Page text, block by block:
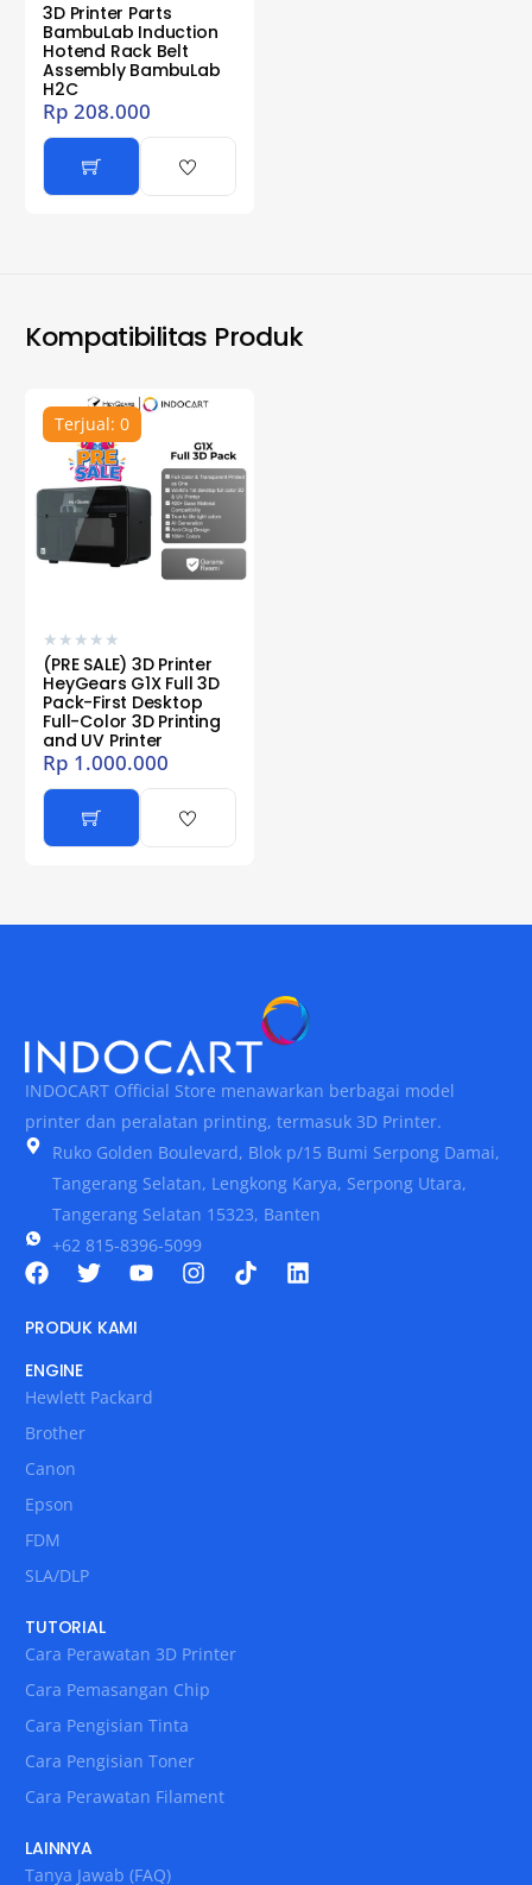
3D Printer Parts
BambuLab Induction
Hotend Rack Belt
Assembly BambuLab
H2C
Rp 208.000
Kompatibilitas Produk
Terjual: 0
★ ★ ★ ★ ★
(PRE SALE) 3D Printer
HeyGears G1X Full 3D
Pack-First Desktop
Full-Color 3D Printing
and UV Printer
Rp 1.000.000
INDOCART Official Store menawarkan berbagai model
printer dan peralatan printing, termasuk 3D Printer.
Ruko Golden Boulevard, Blok p/15 Bumi Serpong Damai,
Tangerang Selatan, Lengkong Karya, Serpong Utara,
Tangerang Selatan 15323, Banten
+62 815-8396-5099
PRODUK KAMI
ENGINE
Hewlett Packard
Brother
Canon
Epson
FDM
SLA/DLP
TUTORIAL
Cara Perawatan 3D Printer
Cara Pemasangan Chip
Cara Pengisian Tinta
Cara Pengisian Toner
Cara Perawatan Filament
LAINNYA
Tanya Jawab (FAQ)